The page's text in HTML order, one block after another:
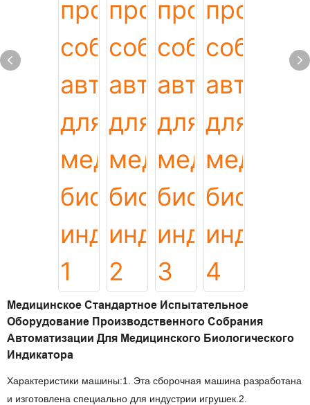
Медицинское Стандартное Испытательное
Оборудование Производственного Собрания
Автоматизации Для Медицинского Биологического
Индикатора
Характеристики машины:1. Эта сборочная машина разработана
и изготовлена ​​специально для индустрии игрушек.2.